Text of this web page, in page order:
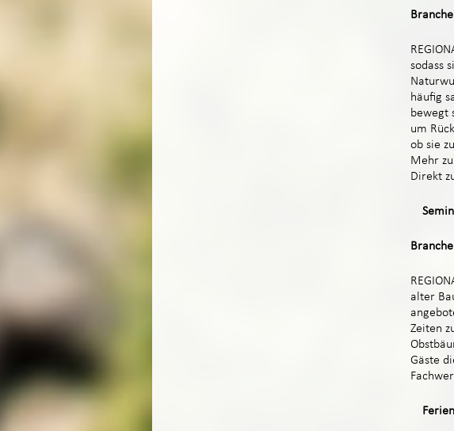
sodass
häufig
bewegt
um
ob sie
Mehr zu
Direkt
alter
Zeiten
Gäste